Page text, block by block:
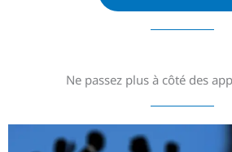
Ne passez plus à côté des